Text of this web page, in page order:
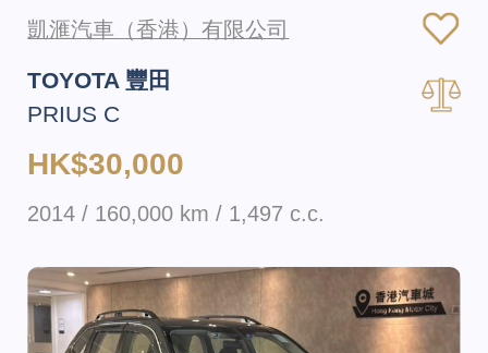
凱滙汽車（香港）有限公司
TOYOTA 豐田
PRIUS C
HK$30,000
2014 / 160,000 km / 1,497 c.c.